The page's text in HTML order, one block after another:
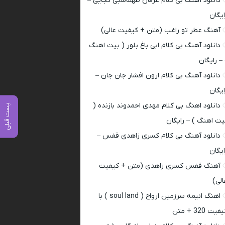
پست قبلی
آهنگ عطر تو راغب (متن + کیفیت عالی)
دانلود آهنگ بی کلام ابی باغ بلور ( بیت اهنگ
– رایگان
دانلود آهنگ بی کلام ارون افشار جان جان –
دانلود اهنگ بی کلام مهدی احمدوند بازنده (
اهنگ ) – رایگان
دانلود آهنگ بی کلام کسری زاهدی قفس –
آهنگ قفس کسری زاهدی (متن + کیفیت
اهنگ انیمه سرزمین ارواح ( soul land ) با
320 + متن